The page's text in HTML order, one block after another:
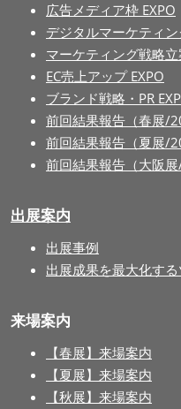
広告メディア枠 EXPO
デジタルマーケティン
マーケティング戦略立
EC売上アップ EXPO
ブランド戦略・PR
前回結果報告（春展/
前回結果報告（夏展/
前回結果報告（大阪展
出展案内
出展事例
出展成果を最大化す
来場案内
【春展】来場案内
【夏展】来場案内
【秋展】来場案内